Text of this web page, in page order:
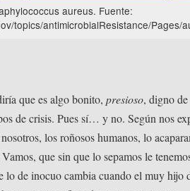
aureus. Fuente:
topics/antimicrobialResistance/Pages/
que es algo bonito,presioso, digno de
de crisis. Pues sí… y no. Según nos
los roñosos humanos, lo
que sin que lo sepamos le
lo de inocuo cambia cuando el muy hijo